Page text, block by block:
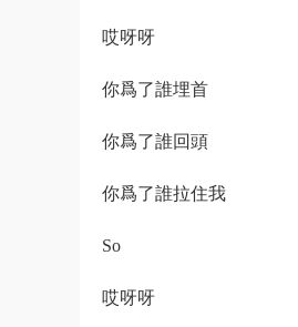
哎呀呀
你爲了誰埋首
你爲了誰回頭
你爲了誰拉住我
So
哎呀呀